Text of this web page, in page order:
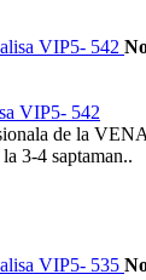
VIP5- 542
de la
3-4 saptaman..